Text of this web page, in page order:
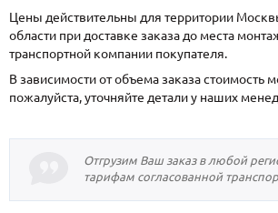
Цены действительны для территории
области при доставке заказа до места
транспортной компании покупателя.
В зависимости от объема заказа стоимость
пожалуйста, уточняйте детали у наших
Отгрузим Ваш заказ в любой
тарифам согласованной